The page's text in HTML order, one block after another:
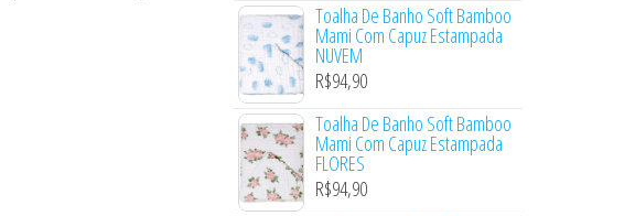
Toalha De Banho Soft Bamboo
Mami Com Capuz Estampada
NUVEM
R$94,90
Toalha De Banho Soft Bamboo
Mami Com Capuz Estampada
FLORES
R$94,90